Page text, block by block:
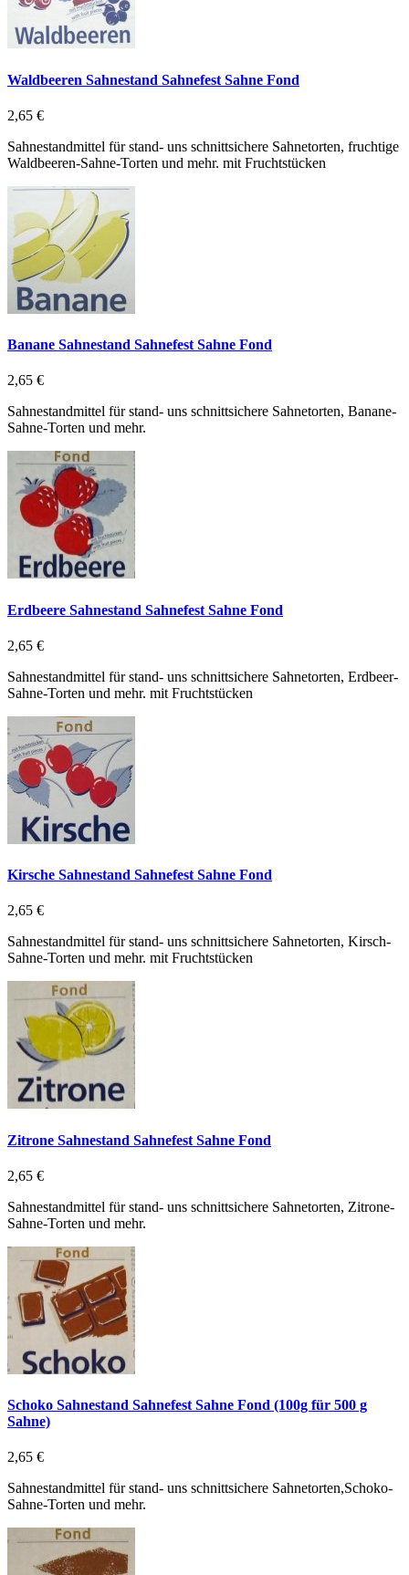
Waldbeeren Sahnestand Sahnefest Sahne Fond
2,65 €
Sahnestandmittel für stand- uns schnittsichere Sahnetorten, fruchtige
Waldbeeren-Sahne-Torten und mehr. mit Fruchtstücken
Banane Sahnestand Sahnefest Sahne Fond
2,65 €
Sahnestandmittel für stand- uns schnittsichere Sahnetorten, Banane-
Sahne-Torten und mehr.
Erdbeere Sahnestand Sahnefest Sahne Fond
2,65 €
Sahnestandmittel für stand- uns schnittsichere Sahnetorten, Erdbeer-
Sahne-Torten und mehr. mit Fruchtstücken
Kirsche Sahnestand Sahnefest Sahne Fond
2,65 €
Sahnestandmittel für stand- uns schnittsichere Sahnetorten, Kirsch-
Sahne-Torten und mehr. mit Fruchtstücken
Zitrone Sahnestand Sahnefest Sahne Fond
2,65 €
Sahnestandmittel für stand- uns schnittsichere Sahnetorten, Zitrone-
Sahne-Torten und mehr.
Schoko Sahnestand Sahnefest Sahne Fond (100g für 500 g
Sahne)
2,65 €
Sahnestandmittel für stand- uns schnittsichere Sahnetorten,Schoko-
Sahne-Torten und mehr.